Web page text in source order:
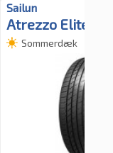
Sailun
Atrezzo Elite
Sommerdæk